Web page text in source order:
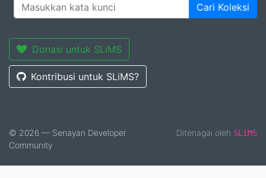
Cari Koleksi
Donasi untuk SLiMS
Kontribusi untuk SLiMS?
© 2026 — Senayan Developer
Community
Ditenagai oleh SLiMS